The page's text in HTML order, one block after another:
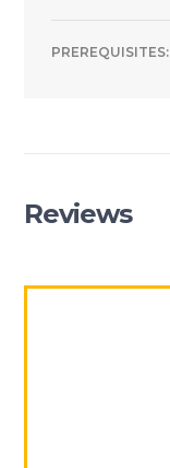
PREREQUISITES:
Reviews